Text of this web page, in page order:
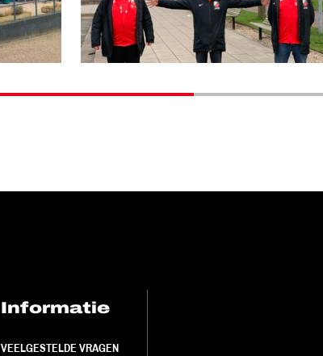
Informatie
VEELGESTELDE VRAGEN